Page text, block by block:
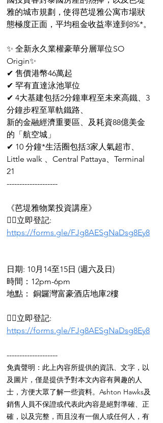
雅的城市規劃，使得芭堤雅公寓市場狀
態極度正面，平均租金收益率達到8%*。
✨ 全新永久業權豪華分層單位SO
Origin✨
✔ 售價港幣46萬起
✔ 罕有直達泳池單位
✔ 4大基建包括2分鐘車程至未來高鐵、3
分鐘步程至單軌鐵路、
新的金融經濟重要區、及耗資88億美金
的「航空城」
✔ 10 分鐘*生活圈包括3家人氣超市、
Little walk 、Central Pattaya、Terminal
21
--------------------
《芭堤雅物業投資講座》
👉🏻立即登記:
https://forms.gle/FJg8AESgNaDsg8Ey8
日期: 10月14至15日 (週六及日)
時間：12pm-6pm
地點： 銅鑼灣富豪酒店地庫2樓
👉🏻立即登記:
https://forms.gle/FJg8AESgNaDsg8Ey8
--------------------
免責聲明：此上內容所提供的資訊、文字，以
及圖片，僅是提供予對本文內容有興趣的人
士，方便大眾了解一些資料。Ashton Hawks及
銷售人員不保證或代表此內容是絕對準確、正
確，以及完整，而且沒有一個人或任何人，有